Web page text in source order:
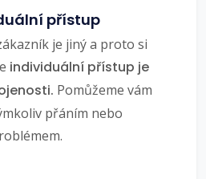
přístup
je jiný a proto si
individuální přístup je
Pomůžeme vám
přáním nebo